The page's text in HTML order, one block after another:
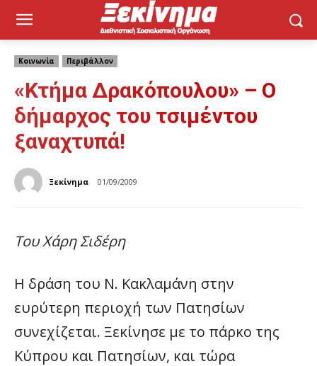
Κοινωνία Περιβάλλον
«Κτήμα Δρακόπουλου» – Ο
δήμαρχος του τσιμέντου
ξαναχτυπά!
Ξεκίνημα 01/09/2009
Του Χάρη Σιδέρη
Η δράση του Ν. Κακλαμάνη στην
ευρύτερη περιοχή των Πατησίων
συνεχίζεται. Ξεκίνησε με το πάρκο της
Κύπρου και Πατησίων, και τώρα